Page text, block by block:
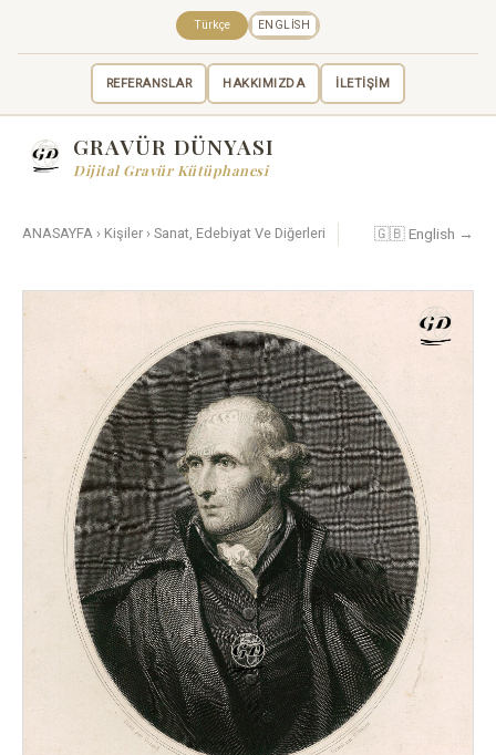
REFERANSLAR HAKKIMIZDA İLETİŞİM
Türkçe ENGLISH
GRAVÜR DÜNYASI
Dijital Gravür Kütüphanesi
ANASAYFA › Kişiler › Sanat, Edebiyat Ve Diğerleri 🇬🇧 English →